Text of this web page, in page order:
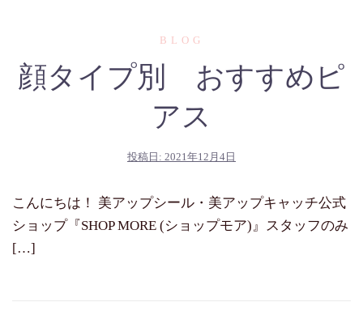
BLOG
顔タイプ別 おすすめピ
アス
投稿日: 2021年12月4日
こんにちは！ 美アップシール・美アップキャッチ公式
ショップ『SHOP MORE (ショップモア)』スタッフのみ
[…]